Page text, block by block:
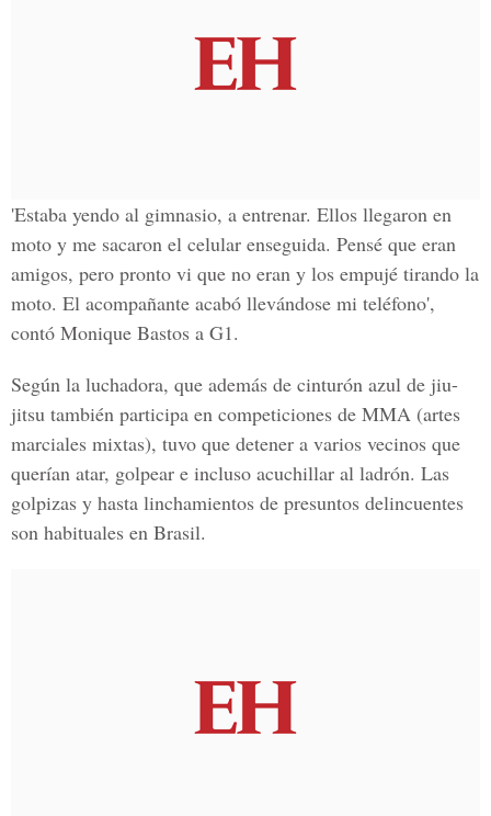
'Estaba yendo al gimnasio, a entrenar. Ellos llegaron en
moto y me sacaron el celular enseguida. Pensé que eran
amigos, pero pronto vi que no eran y los empujé tirando la
moto. El acompañante acabó llevándose mi teléfono',
contó Monique Bastos a G1.
Según la luchadora, que además de cinturón azul de jiu-
jitsu también participa en competiciones de MMA (artes
marciales mixtas), tuvo que detener a varios vecinos que
querían atar, golpear e incluso acuchillar al ladrón. Las
golpizas y hasta linchamientos de presuntos delincuentes
son habituales en Brasil.